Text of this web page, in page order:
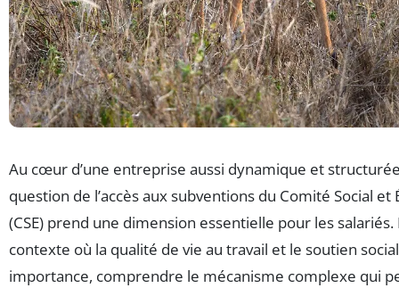
Au cœur d’une entreprise aussi dynamique et
question de l’accès aux subventions du Comité Social et
(CSE) prend une dimension essentielle pour les salariés.
contexte où la qualité de vie au travail et le soutien
importance, comprendre le mécanisme complexe qui